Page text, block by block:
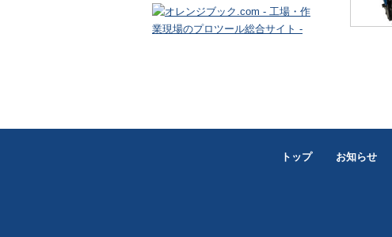
トップ お知らせ